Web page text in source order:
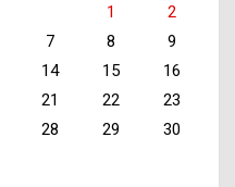
1
2
7 8
9
14 15
16
21 22
23
28 29
30